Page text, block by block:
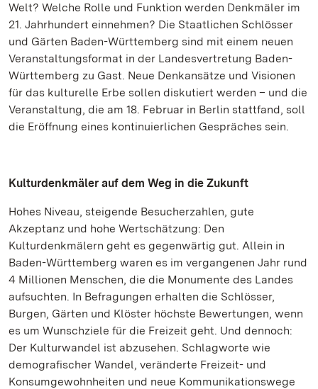
Welt? Welche Rolle und Funktion werden Denkmäler im
21. Jahrhundert einnehmen? Die Staatlichen Schlösser
und Gärten Baden-Württemberg sind mit einem neuen
Veranstaltungsformat in der Landesvertretung Baden-
Württemberg zu Gast. Neue Denkansätze und Visionen
für das kulturelle Erbe sollen diskutiert werden – und die
Veranstaltung, die am 18. Februar in Berlin stattfand, soll
die Eröffnung eines kontinuierlichen Gespräches sein.
Kulturdenkmäler auf dem Weg in die Zukunft
Hohes Niveau, steigende Besucherzahlen, gute
Akzeptanz und hohe Wertschätzung: Den
Kulturdenkmälern geht es gegenwärtig gut. Allein in
Baden-Württemberg waren es im vergangenen Jahr rund
4 Millionen Menschen, die die Monumente des Landes
aufsuchten. In Befragungen erhalten die Schlösser,
Burgen, Gärten und Klöster höchste Bewertungen, wenn
es um Wunschziele für die Freizeit geht. Und dennoch:
Der Kulturwandel ist abzusehen. Schlagworte wie
demografischer Wandel, veränderte Freizeit- und
Konsumgewohnheiten und neue Kommunikationswege